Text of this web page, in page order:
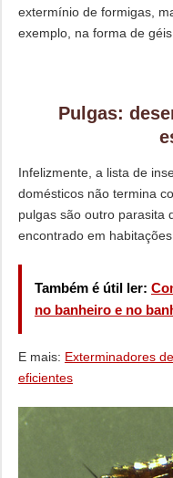
extermínio de formigas,
exemplo, na forma de
Pulgas:
Infelizmente, a lista de
domésticos não termina
pulgas são outro parasita
encontrado em
Também é útil ler:
no banheiro e no
E mais: Exterminadores
eficientes